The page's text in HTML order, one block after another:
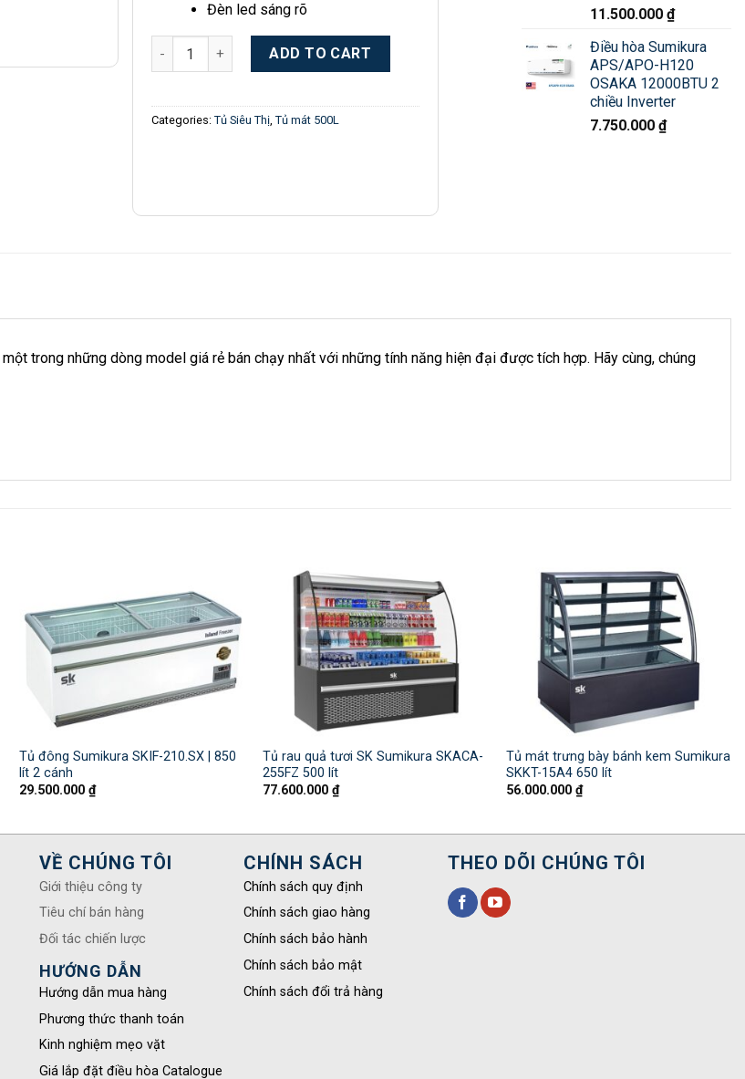
Đèn led sáng rõ
Tủ thực phẩm tươi SK Sumikura SKXZ-252 | 500L 2 tầng quantity
ADD TO CART
Categories: Tủ Siêu Thị, Tủ mát 500L
11.500.000 ₫
Điều hòa Sumikura
APS/APO-H120
OSAKA 12000BTU 2
chiều Inverter
7.750.000 ₫
trong những dòng model giá rẻ bán chạy nhất với những tính năng hiện đại được tích hợp. Hãy cùng, chúng
Tủ đông Sumikura SKIF-210.SX | 850
lít 2 cánh
29.500.000₫
Tủ rau quả tươi SK Sumikura SKACA-
255FZ 500 lít
77.600.000₫
Tủ mát trưng bày bánh kem Sumikura
SKKT-15A4 650 lít
56.000.000 ₫
VỀ CHÚNG TÔI
Giới thiệu công ty
Tiêu chí bán hàng
Đối tác chiến lược
HƯỚNG DẪN
Hướng dẫn mua hàng
Phương thức thanh toán
Kinh nghiệm mẹo vặt
Giá lắp đặt điều hòa Catalogue
CHÍNH SÁCH
Chính sách quy định
Chính sách giao hàng
Chính sách bảo hành
Chính sách bảo mật
Chính sách đổi trả hàng
THEO DÕI CHÚNG TÔI